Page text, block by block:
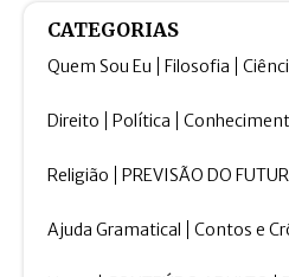
CATEGORIAS
Quem Sou Eu Filosofia
Direito Política
Religião PREVISÃO DO
Ajuda Gramatical Contos e